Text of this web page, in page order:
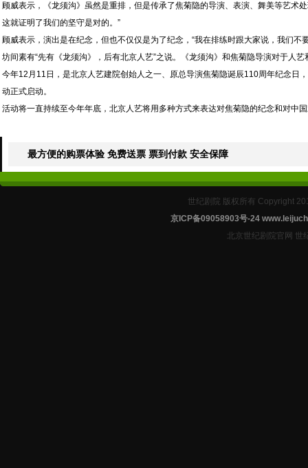
顾威表示，《龙须沟》虽然是重排，但是传承了焦菊隐的导演、表演、舞美等艺术
这就证明了我们的坚守是对的。”
顾威表示，演出是在纪念，但也不仅仅是为了纪念，“我在排练时跟大家说，我们
坊间素有“先有《龙须沟》，后有北京人艺”之说。《龙须沟》和焦菊隐导演对于人
今年12月11日，是北京人艺建院创始人之一、原总导演焦菊隐诞辰110周年纪念日
动正式启动。
活动将一直持续至今年年底，北京人艺将用多种方式来表达对焦菊隐的纪念和对中
最方便的购票体验 免费送票 票到付款 安全保障
世纪剧院 版权所有 Copyright
京ICP备09058903号-24
北京世纪剧院官网 世